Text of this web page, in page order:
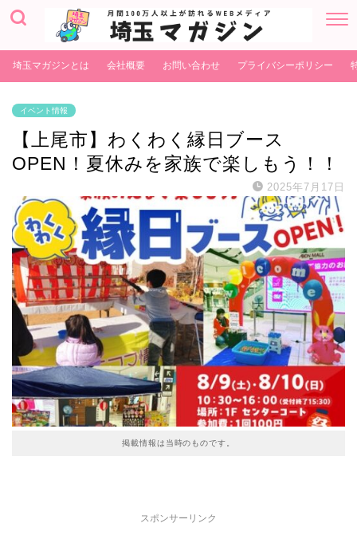
埼玉マガジンとは 会社概要 お問い合わせ プライバシーポリシー
イベント情報
【上尾市】わくわく縁日ブース
OPEN！夏休みを家族で楽しもう！！
2025年7月17日
掲載情報は当時のものです。
スポンサーリンク